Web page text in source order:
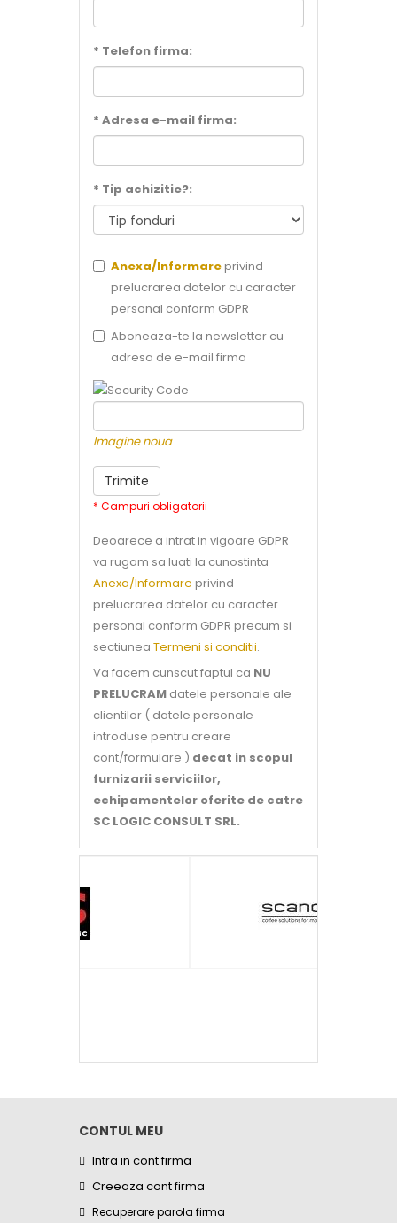
* Telefon firma:
* Adresa e-mail firma:
* Tip achizitie?:
Anexa/Informareprivind
prelucrarea datelor cu caracter
personal conform GDPR
Aboneaza-te la newsletter cu
adresa de e-mail firma
Imagine noua
* Campuri obligatorii
Deoarece a intrat in vigoare GDPR
va rugam sa luati la cunostinta
Anexa/Informare privind
prelucrarea datelor cu caracter
personal conform GDPR precum si
sectiunea Termeni si conditii.
Va facem cunscut faptul ca NU
PRELUCRAM datele personale ale
clientilor ( datele personale
introduse pentru creare
cont/formulare ) decat in scopul
furnizarii serviciilor,
echipamentelor oferite de catre
SC LOGIC CONSULT SRL.
CONTUL MEU
Intra in cont firma
Creeaza cont firma
Recuperare parola firma